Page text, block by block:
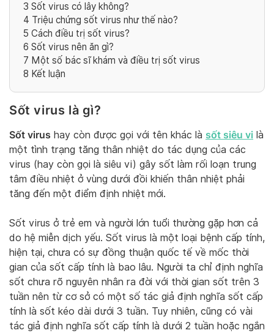
3 Sốt virus có lây không?
4 Triệu chứng sốt virus như thế nào?
5 Cách điều trị sốt virus?
6 Sốt virus nên ăn gì?
7 Một số bác sĩ khám và điều trị sốt virus
8 Kết luận
Sốt virus là gì?
Sốt virus hay còn được gọi với tên khác là sốt siêu vi là
một tình trạng tăng thân nhiệt do tác dụng của các
virus (hay còn gọi là siêu vi) gây sốt làm rối loạn trung
tâm điều nhiệt ở vùng dưới đồi khiến thân nhiệt phải
tăng đến một điểm định nhiệt mới.
Sốt virus ở trẻ em và người lớn tuổi thường gặp hơn cả
do hệ miễn dịch yếu. Sốt virus là một loại bệnh cấp tính,
hiện tại, chưa có sự đồng thuận quốc tế về mốc thời
gian của sốt cấp tính là bao lâu. Người ta chỉ định nghĩa
sốt chưa rõ nguyên nhân ra đời với thời gian sốt trên 3
tuần nên từ cơ sở có một số tác giả định nghĩa sốt cấp
tính là sốt kéo dài dưới 3 tuần. Tuy nhiên, cũng có vài
tác giả định nghĩa sốt cấp tính là dưới 2 tuần hoặc ngắn